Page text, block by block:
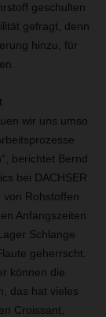
geschulten
gefragt, denn
hinzu, für
wir uns umso
berichtet Bernd
bei DACHSER
von Rohstoffen
Anfangszeiten
Schlange
geherrscht.
können die
das hat vieles
Croissant,